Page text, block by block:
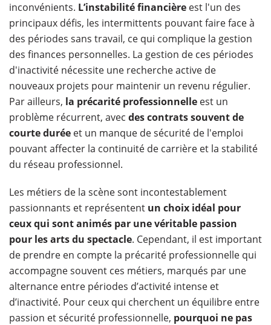
inconvénients. L’instabilité financière est l'un des
principaux défis, les intermittents pouvant faire face à
des périodes sans travail, ce qui complique la gestion
des finances personnelles. La gestion de ces périodes
d'inactivité nécessite une recherche active de
nouveaux projets pour maintenir un revenu régulier.
Par ailleurs, la précarité professionnelle est un
problème récurrent, avec des contrats souvent de
courte durée et un manque de sécurité de l'emploi
pouvant affecter la continuité de carrière et la stabilité
du réseau professionnel.
Les métiers de la scène sont incontestablement
passionnants et représentent un choix idéal pour
ceux qui sont animés par une véritable passion
pour les arts du spectacle. Cependant, il est important
de prendre en compte la précarité professionnelle qui
accompagne souvent ces métiers, marqués par une
alternance entre périodes d’activité intense et
d’inactivité. Pour ceux qui cherchent un équilibre entre
passion et sécurité professionnelle, pourquoi ne pas